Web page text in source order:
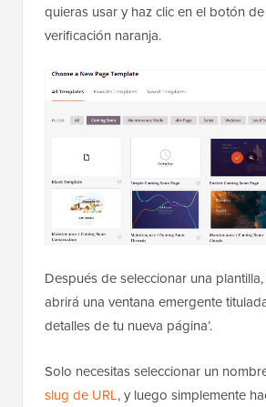
quieras usar y haz clic en el botón
verificación naranja.
Después de seleccionar una
abrirá una ventana emergente
detalles de tu nueva página’.
Solo necesitas seleccionar un
slug de URL, y luego simplemente